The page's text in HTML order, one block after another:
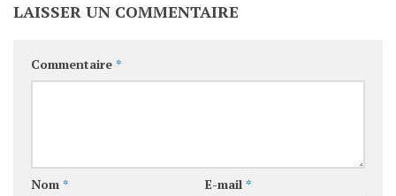
LAISSER UN COMMENTAIRE
Commentaire *
Nom * E-mail *